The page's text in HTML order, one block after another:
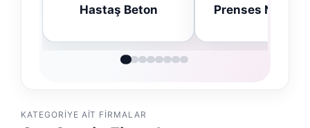
Prenses Night Club
Enes Kaplan
KATEGORIYE AIT FIRMALAR